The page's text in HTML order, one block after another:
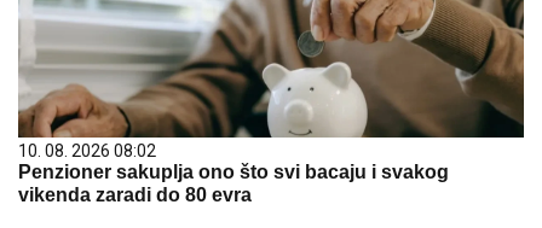
10. 08. 2026 08:02
Penzioner sakuplja ono što svi bacaju i svakog
vikenda zaradi do 80 evra